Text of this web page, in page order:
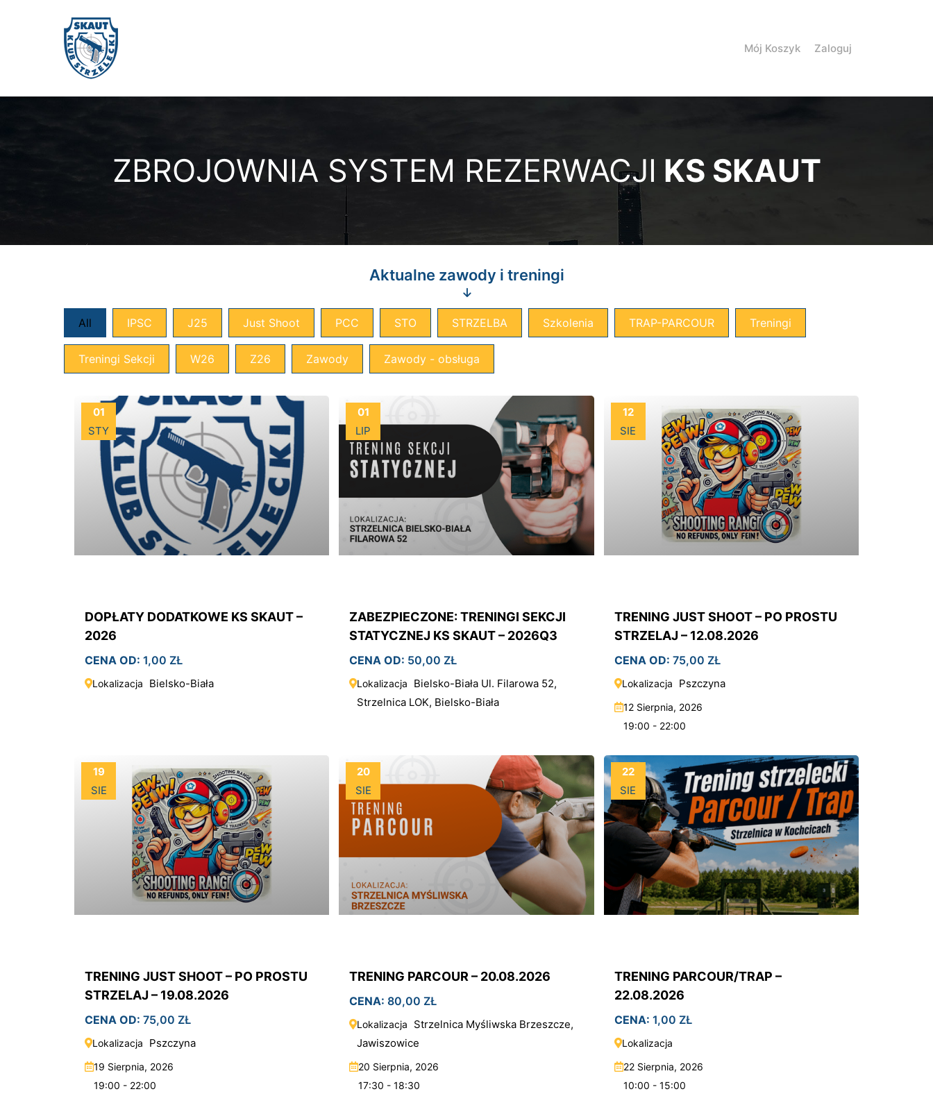
Mój Koszyk Zaloguj
ZBROJOWNIA SYSTEM REZERWACJI KS SKAUT
Aktualne zawody i treningi
All IPSC J25 Just Shoot PCC STO STRZELBA Szkolenia TRAP-PARCOUR Treningi
Treningi Sekcji W26 Z26 Zawody Zawody - obsługa
01
STY
DOPŁATY DODATKOWE KS SKAUT –
2026
CENA OD: 1,00 ZŁ
Lokalizacja Bielsko-Biała
01
LIP
ZABEZPIECZONE: TRENINGI SEKCJI
STATYCZNEJ KS SKAUT – 2026Q3
CENA OD: 50,00ZŁ
Lokalizacja
Bielsko-Biała Ul. Filarowa 52,
Strzelnica LOK, Bielsko-Biała
12
SIE
TRENING JUST SHOOT – PO PROSTU
STRZELAJ – 12.08.2026
CENA OD: 75,00 ZŁ
Lokalizacja Pszczyna
12 Sierpnia, 2026
19:00 - 22:00
19
SIE
TRENING JUST SHOOT – PO PROSTU
STRZELAJ – 19.08.2026
CENA OD: 75,00 ZŁ
Lokalizacja Pszczyna
19 Sierpnia, 2026
19:00 - 22:00
20
SIE
TRENING PARCOUR – 20.08.2026
CENA:80,00ZŁ
Lokalizacja
Strzelnica Myśliwska Brzeszcze,
Jawiszowice
20 Sierpnia, 2026
17:30 - 18:30
22
SIE
TRENING PARCOUR/TRAP –
22.08.2026
CENA: 1,00 ZŁ
Lokalizacja
22 Sierpnia, 2026
10:00 - 15:00